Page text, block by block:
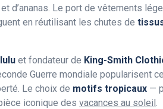
d’ananas. Le port de vêtements
en réutilisant les chutes de
et fondateur de King-Smith
Guerre mondiale popularisent
Le choix de motifs tropicaux —
iconique des vacances au soleil.